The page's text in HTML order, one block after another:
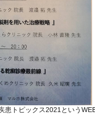
患トピックス2021という